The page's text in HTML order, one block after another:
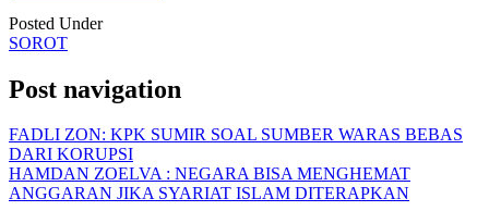
Posted Under
SOROT
Post navigation
FADLI ZON: KPK SUMIR SOAL SUMBER WARAS BEBAS
DARI KORUPSI
HAMDAN ZOELVA : NEGARA BISA MENGHEMAT
ANGGARAN JIKA SYARIAT ISLAM DITERAPKAN